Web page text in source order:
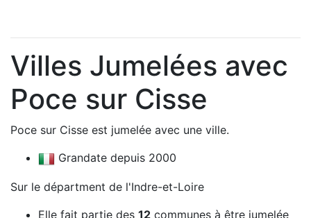
Villes Jumelées avec
Poce sur Cisse
Poce sur Cisse est jumelée avec une ville.
Grandate depuis 2000
Sur le départment de l'Indre-et-Loire
Elle fait partie des 12 communes à être jumelée